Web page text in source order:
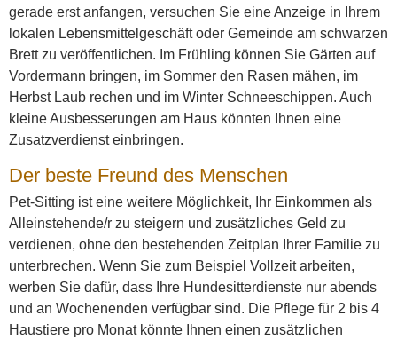
gerade erst anfangen, versuchen Sie eine Anzeige in Ihrem
lokalen Lebensmittelgeschäft oder Gemeinde am schwarzen
Brett zu veröffentlichen. Im Frühling können Sie Gärten auf
Vordermann bringen, im Sommer den Rasen mähen, im
Herbst Laub rechen und im Winter Schneeschippen. Auch
kleine Ausbesserungen am Haus könnten Ihnen eine
Zusatzverdienst einbringen.
Der beste Freund des Menschen
Pet-Sitting ist eine weitere Möglichkeit, Ihr Einkommen als
Alleinstehende/r zu steigern und zusätzliches Geld zu
verdienen, ohne den bestehenden Zeitplan Ihrer Familie zu
unterbrechen. Wenn Sie zum Beispiel Vollzeit arbeiten,
werben Sie dafür, dass Ihre Hundesitterdienste nur abends
und an Wochenenden verfügbar sind. Die Pflege für 2 bis 4
Haustiere pro Monat könnte Ihnen einen zusätzlichen